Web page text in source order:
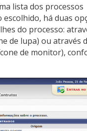
lista dos processos
há duas
do processo:
de lupa) ou através
de monitor),